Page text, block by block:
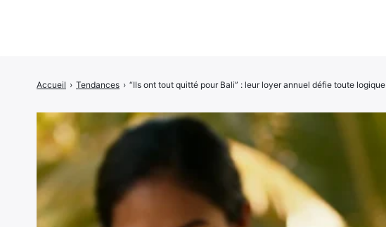
Accueil › Tendances › “Ils ont tout quitté pour Bali” : leur loyer annuel défie toute logique